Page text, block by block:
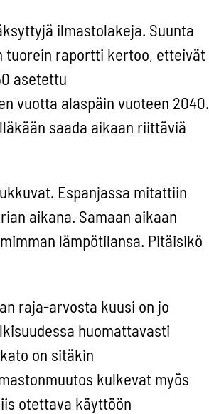
ilmastolakeja. Suunta
tuorein raportti kertoo, etteivät
asetettu
vuotta alaspäin vuoteen 2040.
saada aikaan riittäviä
Espanjassa mitattiin
aikana. Samaan aikaan
lämpötilansa. Pitäisikö
raja-arvosta kuusi on jo
huomattavasti
on sitäkin
kulkevat myös
otettava käyttöön